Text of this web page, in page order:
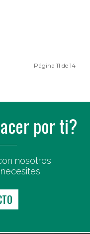
Página 11 de 14
por ti?
nosotros